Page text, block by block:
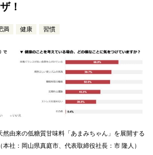
！
満 健康 習慣
然由来の低糖質甘味料「あまみちゃん」を展開する
社：岡山県真庭市、代表取締役社長：市 隆人）